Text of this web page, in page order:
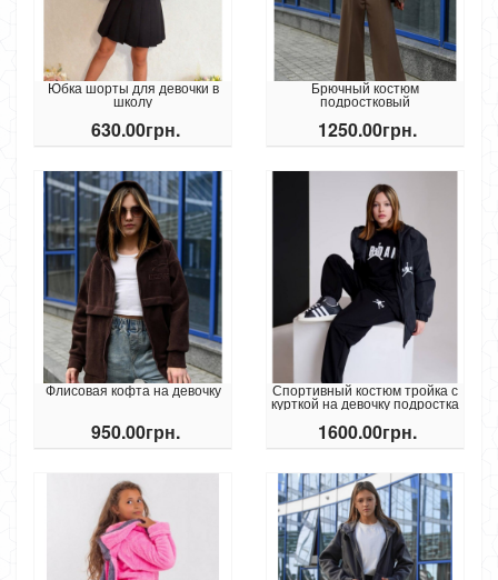
Юбка шорты для девочки в
школу
630.00грн.
Брючный костюм
подростковый
1250.00грн.
Флисовая кофта на девочку
950.00грн.
Спортивный костюм тройка с
курткой на девочку подростка
1600.00грн.